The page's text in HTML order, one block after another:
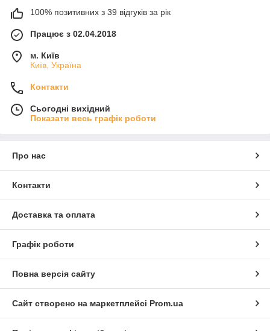
100% позитивних з 39 відгуків за рік
Працює з 02.04.2018
м. Київ
Київ, Україна
Контакти
Сьогодні вихідний
Показати весь графік роботи
Про нас
Контакти
Доставка та оплата
Графік роботи
Повна версія сайту
Сайт створено на маркетплейсі Prom.ua